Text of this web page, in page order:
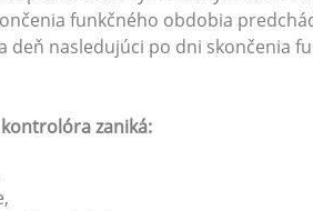
funkčného obdobia
deň nasledujúci po dni skončenia
zaniká: